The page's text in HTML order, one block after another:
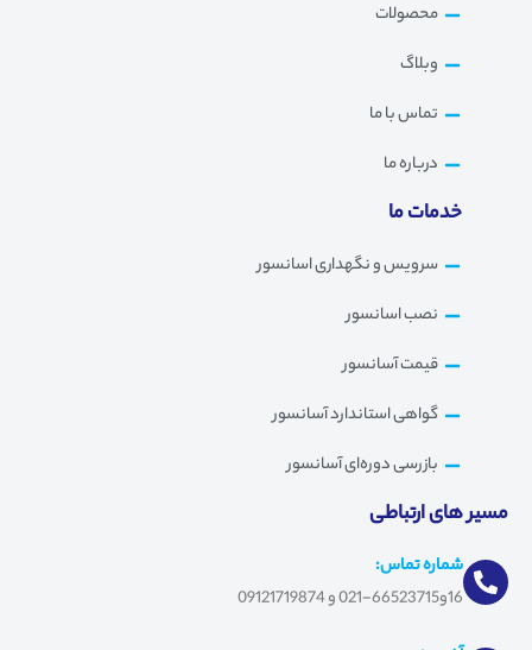
محصولات
وبلاگ
تماس با ما
درباره ما
خدمات ما
سرویس و نگهداری اسانسور
نصب اسانسور
قیمت آسانسور
گواهی استاندارد آسانسور
بازرسی دوره‌ای آسانسور
مسیر های ارتباطی
شماره تماس:
16و66523715-021 و 09121719874